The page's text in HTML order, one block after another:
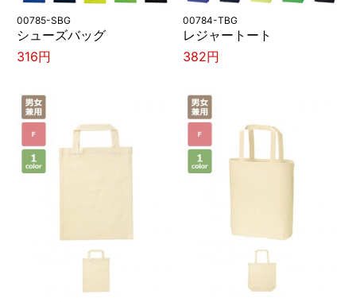
00785-SBG
シューズバッグ
316円
00784-TBG
レジャートート
382円